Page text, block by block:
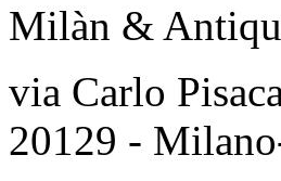
Milàn &
via Carlo
20129 -